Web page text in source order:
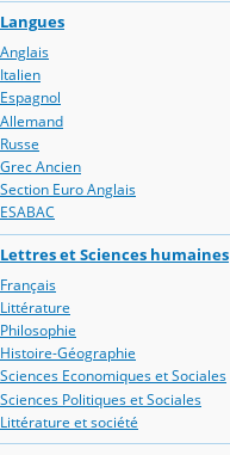
Langues
Anglais
Italien
Espagnol
Allemand
Russe
Grec Ancien
Section Euro Anglais
ESABAC
Lettres et Sciences humaines
Français
Littérature
Philosophie
Histoire-Géographie
Sciences Economiques et Sociales
Sciences Politiques et Sociales
Littérature et société